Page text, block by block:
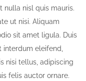
nulla nisl quis mauris.
ut nisi. Aliquam
sit amet ligula. Duis
eleifend,
nisi tellus, adipiscing
felis auctor ornare.